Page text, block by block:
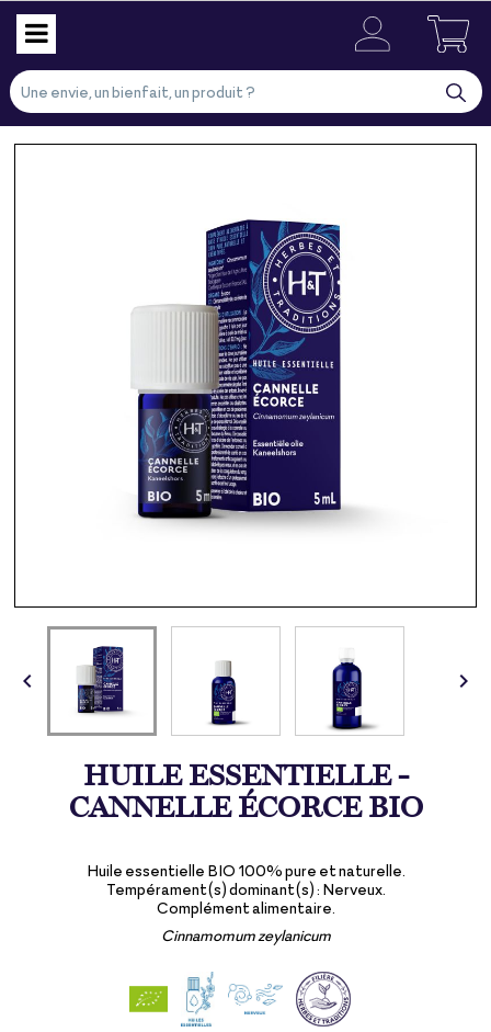
 
HUILE ESSENTIELLE -
CANNELLE ÉCORCE BIO
Huile essentielle BIO 100% pure et naturelle.
Tempérament(s) dominant(s) : Nerveux.
Complément alimentaire.
Cinnamomum zeylanicum